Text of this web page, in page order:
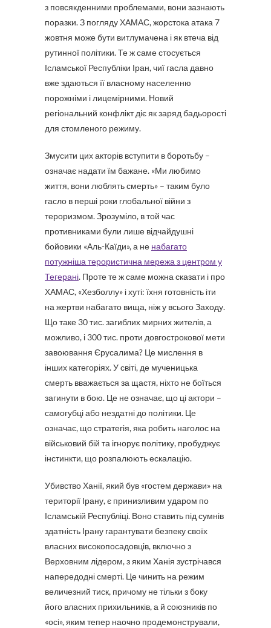
з повсякденними проблемами, вони зазнають
поразки. З погляду ХАМАС, жорстока атака 7
жовтня може бути витлумачена і як втеча від
рутинної політики. Те ж саме стосується
Ісламської Республіки Іран, чиї гасла давно
вже здаються її власному населенню
порожніми і лицемірними. Новий
регіональний конфлікт діє як заряд бадьорості
для стомленого режиму.
Змусити цих акторів вступити в боротьбу –
означає надати їм бажане. «Ми любимо
життя, вони люблять смерть» – таким було
гасло в перші роки глобальної війни з
тероризмом. Зрозуміло, в той час
противниками були лише відчайдушні
бойовики «Аль-Каїди», а не набагато
потужніша терористична мережа з центром у
Тегерані. Проте те ж саме можна сказати і про
ХАМАС, «Хезболлу» і хуті: їхня готовність іти
на жертви набагато вища, ніж у всього Заходу.
Що таке 30 тис. загиблих мирних жителів, а
можливо, і 300 тис. проти довгострокової мети
завоювання Єрусалима? Це мислення в
інших категоріях. У світі, де мученицька
смерть вважається за щастя, ніхто не боїться
загинути в бою. Це не означає, що ці актори –
самогубці або нездатні до політики. Це
означає, що стратегія, яка робить наголос на
військовий бій та ігнорує політику, пробуджує
інстинкти, що розпалюють ескалацію.
Убивство Ханії, який був «гостем держави» на
території Ірану, є принизливим ударом по
Ісламській Республіці. Воно ставить під сумнів
здатність Ірану гарантувати безпеку своїх
власних високопосадовців, включно з
Верховним лідером, з яким Ханія зустрічався
напередодні смерті. Це чинить на режим
величезний тиск, причому не тільки з боку
його власних прихильників, а й союзників по
«осі», яким тепер наочно продемонстрували,